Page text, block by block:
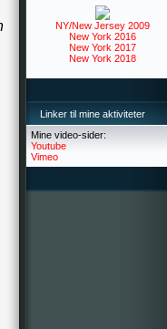
NY/New Jersey 2009
New York 2016
New York 2017
New York 2018
Linker til mine aktiviteter
Mine video-sider:
Youtube
Vimeo